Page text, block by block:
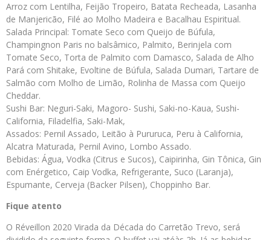
Arroz com Lentilha, Feijão Tropeiro, Batata Recheada, Lasanha
de Manjericão, Filé ao Molho Madeira e Bacalhau Espiritual.
Salada Principal: Tomate Seco com Queijo de Búfula,
Champingnon Paris no balsâmico, Palmito, Berinjela com
Tomate Seco, Torta de Palmito com Damasco, Salada de Alho
Pará com Shitake, Evoltine de Búfula, Salada Dumari, Tartare de
Salmão com Molho de Limão, Rolinha de Massa com Queijo
Cheddar.
Sushi Bar: Neguri-Saki, Magoro- Sushi, Saki-no-Kaua, Sushi-
California, Filadelfia, Saki-Mak,
Assados: Pernil Assado, Leitão à Pururuca, Peru à California,
Alcatra Maturada, Pernil Avino, Lombo Assado.
Bebidas: Água, Vodka (Citrus e Sucos), Caipirinha, Gin Tônica, Gin
com Enérgetico, Caip Vodka, Refrigerante, Suco (Laranja),
Espumante, Cerveja (Backer Pilsen), Choppinho Bar.
Fique atento
O Réveillon 2020 Virada da Década do Carretão Trevo, será